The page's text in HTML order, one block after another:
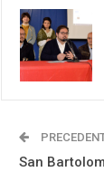
San